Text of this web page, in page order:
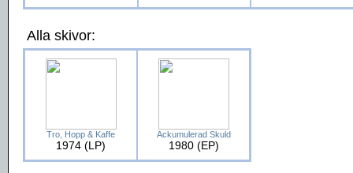
Alla skivor:
Tro, Hopp & Kaffe
1974 (LP)
Ackumulerad Skuld
1980 (EP)